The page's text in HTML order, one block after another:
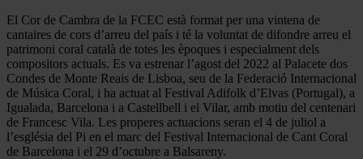
El Cor de Cambra de la FCEC està format per una vintena de
cantaires de cors d’arreu del país i té la voluntat de difondre arreu el
patrimoni coral català de totes les èpoques i especialment dels
compositors actuals. Es va estrenar l’agost del 2022 al Palacete dos
Condes de Monte Reais de Lisboa, seu de la Federació Internacional
de Música Coral, i ha actuat al Festival Adifolk d’Elvas (Portugal), a
Igualada, Barcelona i a Castellbell i el Vilar, amb motiu del centenari
de Francesc Vila. Les properes actuacions seran el 4 de juliol a
l’església del Pi en el marc del Festival Internacional de Cant Coral
de Barcelona i el 29 d’octubre a Balsareny.